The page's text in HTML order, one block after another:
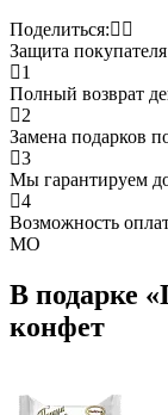
Поделиться:
Защита покупателя
1
Полный возврат
2
Замена подарков
3
Мы гарантируем
4
Возможность
МО
В подарке
конфет